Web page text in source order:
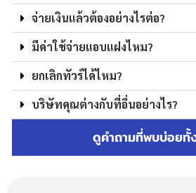
จ่ายเงินแล้วต้องอย่างไรต่อ?
มีค่าใช้จ่ายแอบแฝงไหม?
ยกเลิกทัวร์ได้ไหม?
บริษัทคุณต่างกับที่อื่นอย่างไร?
ดูคำถามที่พบบ่อยทั้